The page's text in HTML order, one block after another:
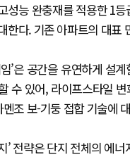
성능 완충재를 적용한 1
한다. 기존 아파트의 대표
’은 공간을 유연하게 설
수 있어, 라이프스타일
멘조 보-기둥 접합 기술에
’ 전략은 단지 전체의 에